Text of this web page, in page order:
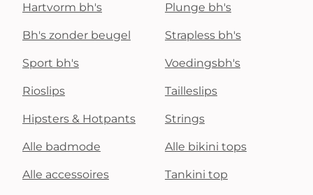
Hartvorm bh's Plunge bh's
Bh's zonder beugel Strapless bh's
Sport bh's Voedingsbh's
Rioslips Tailleslips
Hipsters & Hotpants Strings
Alle badmode Alle bikini tops
Alle accessoires Tankini top